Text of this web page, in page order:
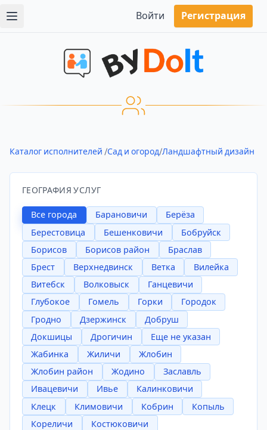
Войти Регистрация
Каталог исполнителей /Сад и огород/Ландшафтный дизайн
ГЕОГРАФИЯ УСЛУГ
Все города Барановичи
Берёза
Берестовица
Бешенковичи
Бобруйск
Борисов
Борисов район
Браслав
Брест
Верхнедвинск Ветка
Вилейка
Витебск
Волковыск
Ганцевичи
Глубокое
Гомель Горки
Городок
Гродно
Дзержинск
Добруш
Докшицы
Дрогичин
Еще не указан
Жабинка
Жиличи
Жлобин
Жлобин район
Жодино
Заславль
Ивацевичи
Ивье
Калинковичи
Клецк
Климовичи Кобрин
Копыль
Кореличи
Костюковичи